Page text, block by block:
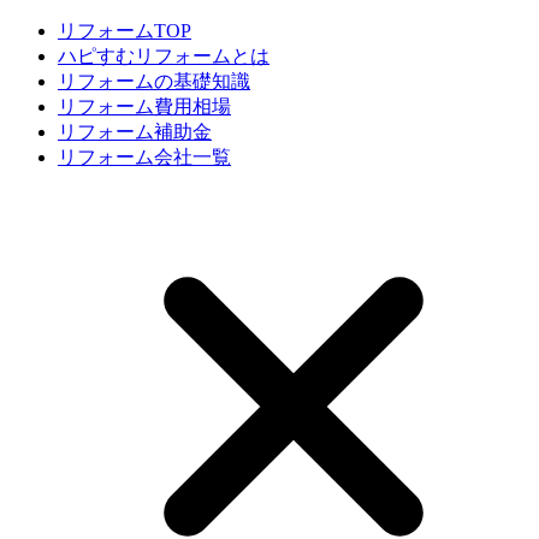
リフォームTOP
ハピすむリフォームとは
リフォームの基礎知識
リフォーム費用相場
リフォーム補助金
リフォーム会社一覧